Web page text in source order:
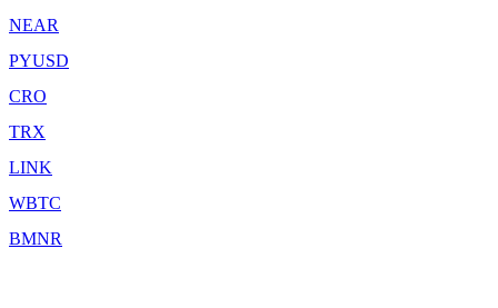
NEAR
PYUSD
CRO
TRX
LINK
WBTC
BMNR